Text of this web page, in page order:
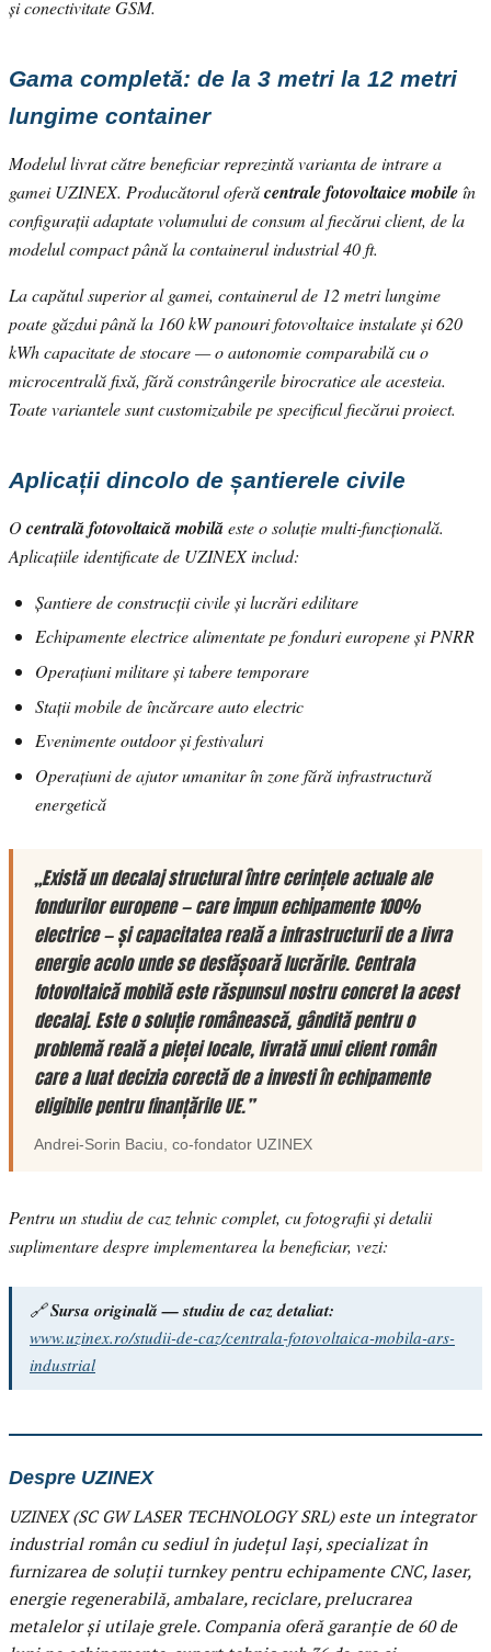
și conectivitate GSM.
Gama completă: de la 3 metri la 12 metri
lungime container
Modelul livrat către beneficiar reprezintă varianta de intrare a
gamei UZINEX. Producătorul oferăcentrale fotovoltaice mobileîn
configurații adaptate volumului de consum al fiecărui client, de la
modelul compact până la containerul industrial 40 ft.
La capătul superior al gamei, containerul de 12 metri lungime
poate găzdui până la 160 kW panouri fotovoltaice instalate și 620
kWh capacitate de stocare — o autonomie comparabilă cu o
microcentrală fixă, fără constrângerile birocratice ale acesteia.
Toate variantele sunt customizabile pe specificul fiecărui proiect.
Aplicații dincolo de șantierele civile
Ocentrală fotovoltaică mobilăeste o soluție multi-funcțională.
Aplicațiile identificate de UZINEX includ:
Șantiere de construcții civile și lucrări edilitare
Echipamente electrice alimentate pe fonduri europene și PNRR
Operațiuni militare și tabere temporare
Stații mobile de încărcare auto electric
Evenimente outdoor și festivaluri
Operațiuni de ajutor umanitar în zone fără infrastructură
energetică
„Există un decalaj structural între cerințele actuale ale
fondurilor europene — care impun echipamente 100%
electrice — și capacitatea reală a infrastructurii de a livra
energie acolo unde se desfășoară lucrările. Centrala
fotovoltaică mobilă este răspunsul nostru concret la acest
decalaj. Este o soluție românească, gândită pentru o
problemă reală a pieței locale, livrată unui client român
care a luat decizia corectă de a investi în echipamente
eligibile pentru finanțările UE.”
Andrei-Sorin Baciu, co-fondator UZINEX
Pentru un studiu de caz tehnic complet, cu fotografii și detalii
suplimentare despre implementarea la beneficiar, vezi:
🔗Sursa originală — studiu de caz detaliat:
www.uzinex.ro/studii-de-caz/centrala-fotovoltaica-mobila-ars-
industrial
Despre UZINEX
UZINEX (SC GW LASER TECHNOLOGY SRL) este un integrator
industrial român cu sediul în județul Iași, specializat în
furnizarea de soluții turnkey pentru echipamente CNC, laser,
energie regenerabilă, ambalare, reciclare, prelucrarea
metalelor și utilaje grele. Compania oferă garanție de 60 de